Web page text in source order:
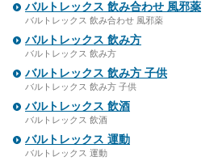
バルトレックス 飲み合わせ 風邪薬
バルトレックス 飲み合わせ 風邪薬
バルトレックス 飲み方
バルトレックス 飲み方
バルトレックス 飲み方 子供
バルトレックス 飲み方 子供
バルトレックス 飲酒
バルトレックス 飲酒
バルトレックス 運動
バルトレックス 運動